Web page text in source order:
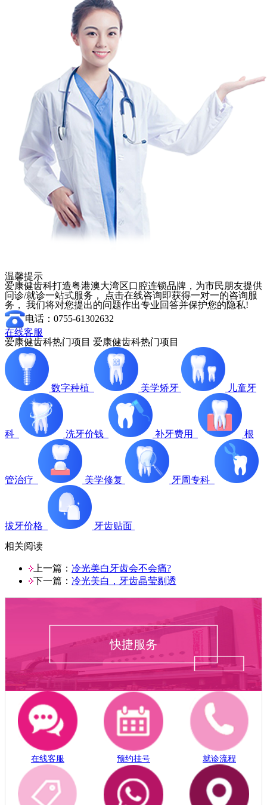
温馨提示
爱康健齿科打造粤港澳大湾区口腔连锁品牌，为市民朋友提供
问诊/就诊一站式服务， 点击在线咨询即获得一对一的咨询服
务， 我们将对您提出的问题作出专业回答并保护您的隐私!
电话：0755-61302632
在线客服
爱康健齿科热门项目 爱康健齿科热门项目
数字种植 美学矫牙 儿童牙
科 洗牙价钱 补牙费用 根
管治疗 美学修复 牙周专科
拔牙价格
牙齿贴面
相关阅读
上一篇： 冷光美白牙齿会不会痛?
下一篇： 冷光美白，牙齿晶莹剔透
快捷服务
在线客服 预约挂号 就诊流程